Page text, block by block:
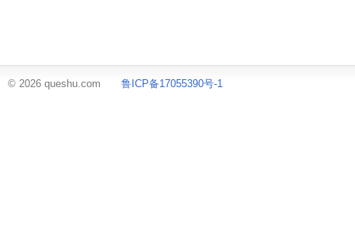
© 2026 queshu.com 鲁ICP备17055390号-1